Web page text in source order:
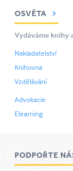
OSVĚTA
Vydáváme knihy
Nakladatelství
Knihovna
Vzdělávání
Advokacie
Elearning
PODPOŘTE